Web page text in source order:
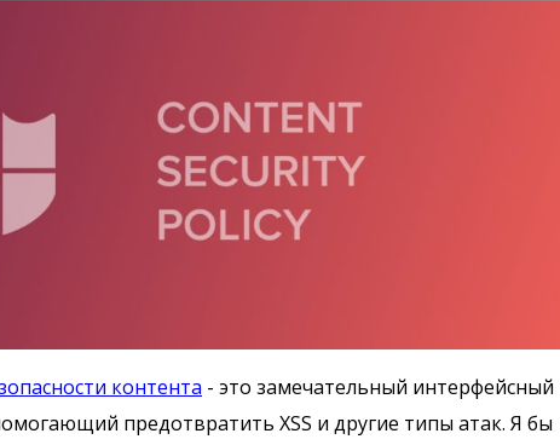
контента - это замечательный интерфейсный
предотвратить XSS и другие типы атак. Я бы